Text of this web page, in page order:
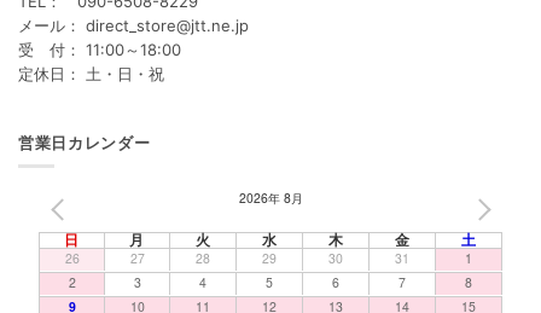
メール： direct_store@jtt.ne.jp
受 付： 11:00～18:00
定休日： 土・日・祝
営業日カレンダー
2026年 8月
日 月 火 水 木 金 土
26 27 28 29 30 31
1
2
3 4 5 6 7
8
9
10 11 12 13 14 15